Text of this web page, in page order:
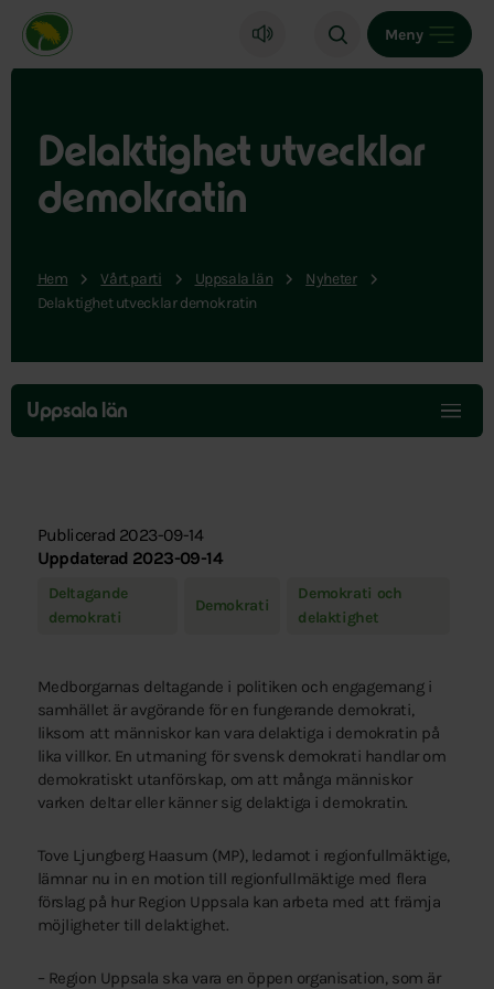
Miljöpartiet de gröna, startsida
Meny
Delaktighet utvecklar
demokratin
Hem Vårt parti Uppsala län
Nyheter
Delaktighet utvecklar demokratin
Hoppa
över
menyn
Uppsala län
Publicerad 2023-09-14
Uppdaterad 2023-09-14
Deltagande
demokrati
Demokrati
Demokrati och
delaktighet
Medborgarnas deltagande i politiken och engagemang i
samhället är avgörande för en fungerande demokrati,
liksom att människor kan vara delaktiga i demokratin på
lika villkor. En utmaning för svensk demokrati handlar om
demokratiskt utanförskap, om att många människor
varken deltar eller känner sig delaktiga i demokratin.
Tove Ljungberg Haasum (MP), ledamot i regionfullmäktige,
lämnar nu in en motion till regionfullmäktige med flera
förslag på hur Region Uppsala kan arbeta med att främja
möjligheter till delaktighet.
– Region Uppsala ska vara en öppen organisation, som är